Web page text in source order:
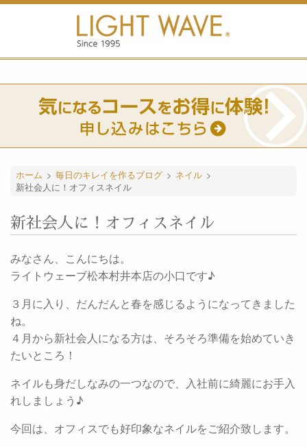
ホーム > 毎日のキレイを作るブログ > ネイル >
新社会人に！オフィスネイル
新社会人に！オフィスネイル
みなさん、こんにちは。
ライトウェーブ松本村井本店の小口です♪
３月に入り、だんだんと春を感じるようになってきました
ね。
４月から新社会人になる方は、そろそろ準備を始めていき
たいところ！
ネイルも身だしなみの一つなので、入社前に綺麗にお手入
れしましょう♪
今回は、オフィスでも好印象なネイルをご紹介致します。